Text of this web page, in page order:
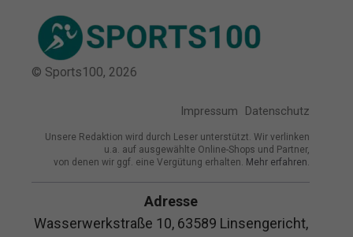
© Sports100, 2026
Impressum Datenschutz
Unsere Redaktion wird durch Leser unterstützt. Wir verlinken
u.a. auf ausgewählte Online-Shops und Partner,
von denen wir ggf. eine Vergütung erhalten. Mehr erfahren.
Adresse
Wasserwerkstraße 10, 63589 Linsengericht,